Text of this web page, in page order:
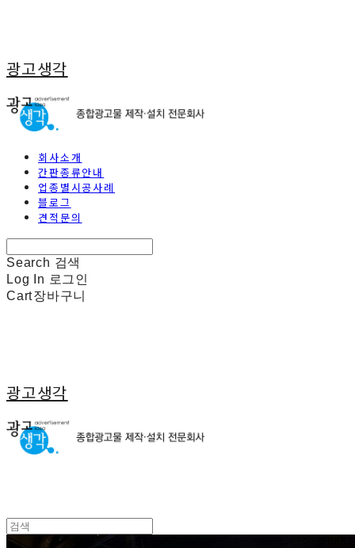
광고생각
회사소개
간판종류안내
업종별시공사례
블로그
견적문의
Search 검색
Log In 로그인
Cart장바구니
광고생각